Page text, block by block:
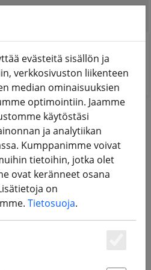
ja lentokoneita
evästeitä sisällön ja
verkkosivuston liikenteen
median ominaisuuksien
optimointiin. Jaamme
käytöstäsi
ja analytiikan
Kumppanimme voivat
tietoihin, jotka olet
ovat keränneet osana
on
Tietosuoja.